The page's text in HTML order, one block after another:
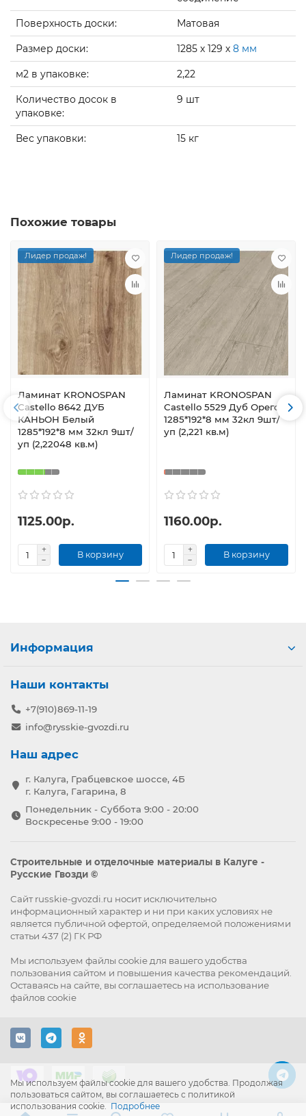
Поверхность доски: Матовая
Размер доски: 1285 х 129 х 8 мм
м2 в упаковке: 2,22
Количество досок в
упаковке:
9 шт
Вес упаковки: 15 кг
Похожие товары
Лидер продаж!
Ламинат KRONOSPAN
Castello 8642 ДУБ
КАНЬОН Белый
1285*192*8 мм 32кл 9шт/
уп (2,22048 кв.м)
1125.00р.
В корзину
Лидер продаж!
Ламинат KRONOSPAN
Castello 5529 Дуб Орегон
1285*192*8 мм 32кл 9шт/
уп (2,221 кв.м)
1160.00р.
В корзину
Мы используем файлы cookie для вашего удобства. Продолжая
пользоваться сайтом, вы соглашаетесь с политикой
использования cookie. Подробнее
Информация
Наши контакты
+7(910)869-11-19
info@rysskie-gvozdi.ru
Наш адрес
г. Калуга, Грабцевское шоссе, 4Б
г. Калуга, Гагарина, 8
Понедельник - Суббота 9:00 - 20:00
Воскресенье 9:00 - 19:00
Строительные и отделочные материалы в Калуге -
Русские Гвозди ©
Сайт russkie-gvozdi.ru носит исключительно
информационный характер и ни при каких условиях не
является публичной офертой, определяемой положениями
статьи 437 (2) ГК РФ
Мы используем файлы cookie для вашего удобства
пользования сайтом и повышения качества рекомендаций.
Оставаясь на сайте, вы соглашаетесь на использование
файлов cookie